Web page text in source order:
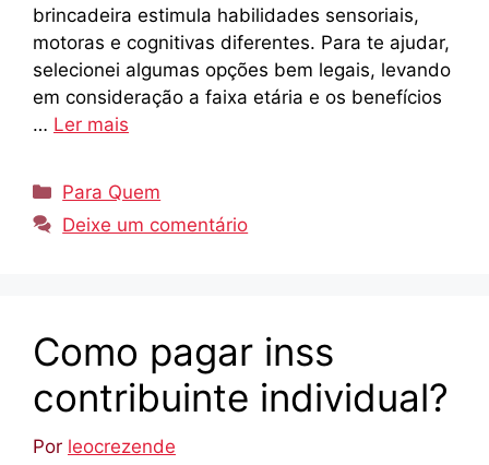
brincadeira estimula habilidades sensoriais,
motoras e cognitivas diferentes. Para te ajudar,
selecionei algumas opções bem legais, levando
em consideração a faixa etária e os benefícios
… Ler mais
Categorias
Para Quem
Deixe um comentário
Como pagar inss
contribuinte individual?
Por leocrezende